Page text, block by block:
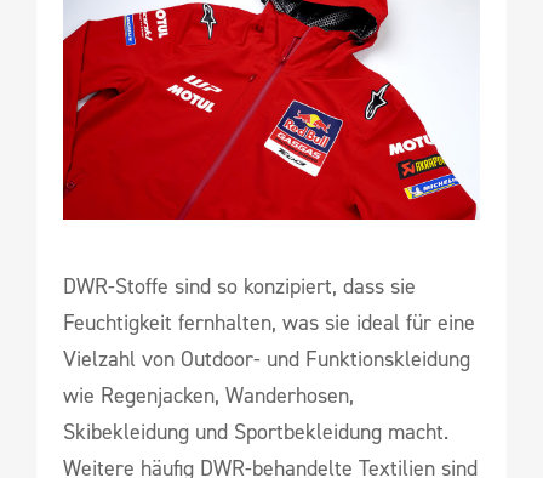
DWR-Stoffe sind so konzipiert, dass sie
Feuchtigkeit fernhalten, was sie ideal für eine
Vielzahl von Outdoor- und Funktionskleidung
wie Regenjacken, Wanderhosen,
Skibekleidung und Sportbekleidung macht.
Weitere häufig DWR-behandelte Textilien sind